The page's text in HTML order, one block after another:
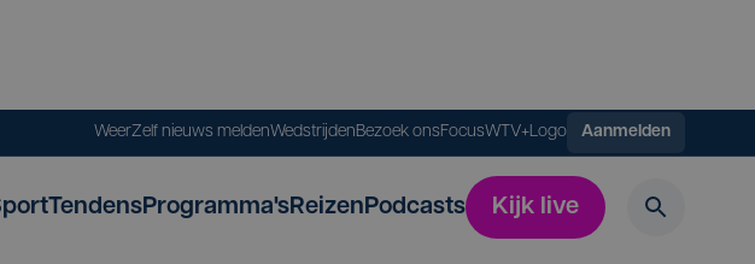
WeerZelf nieuws meldenWedstrijdenBezoek onsFocusWTV+Logo Aanmelden
TendensProgramma'sReizenPodcasts Kijk live